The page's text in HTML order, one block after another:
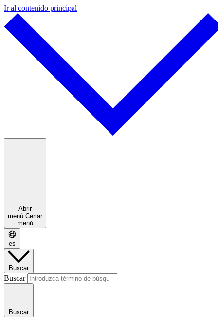
Ir al contenido principal
Abrir
menú Cerrar
menú
es
Buscar
Buscar
Buscar